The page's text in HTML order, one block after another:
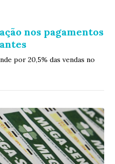
nos pagamentos
por 20,5% das vendas no